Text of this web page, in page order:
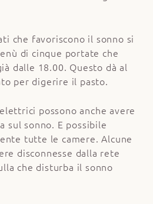
che favoriscono il sonno si
di cinque portate che
dalle 18.00. Questo dà al
per digerire il pasto.
possono anche avere
sul sonno. E possibile
tutte le camere. Alcune
disconnesse dalla rete
che disturba il sonno